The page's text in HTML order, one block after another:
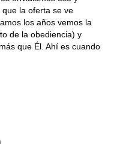
la oferta se ve
los años vemos la
de la obediencia) y
que Él. Ahí es cuando